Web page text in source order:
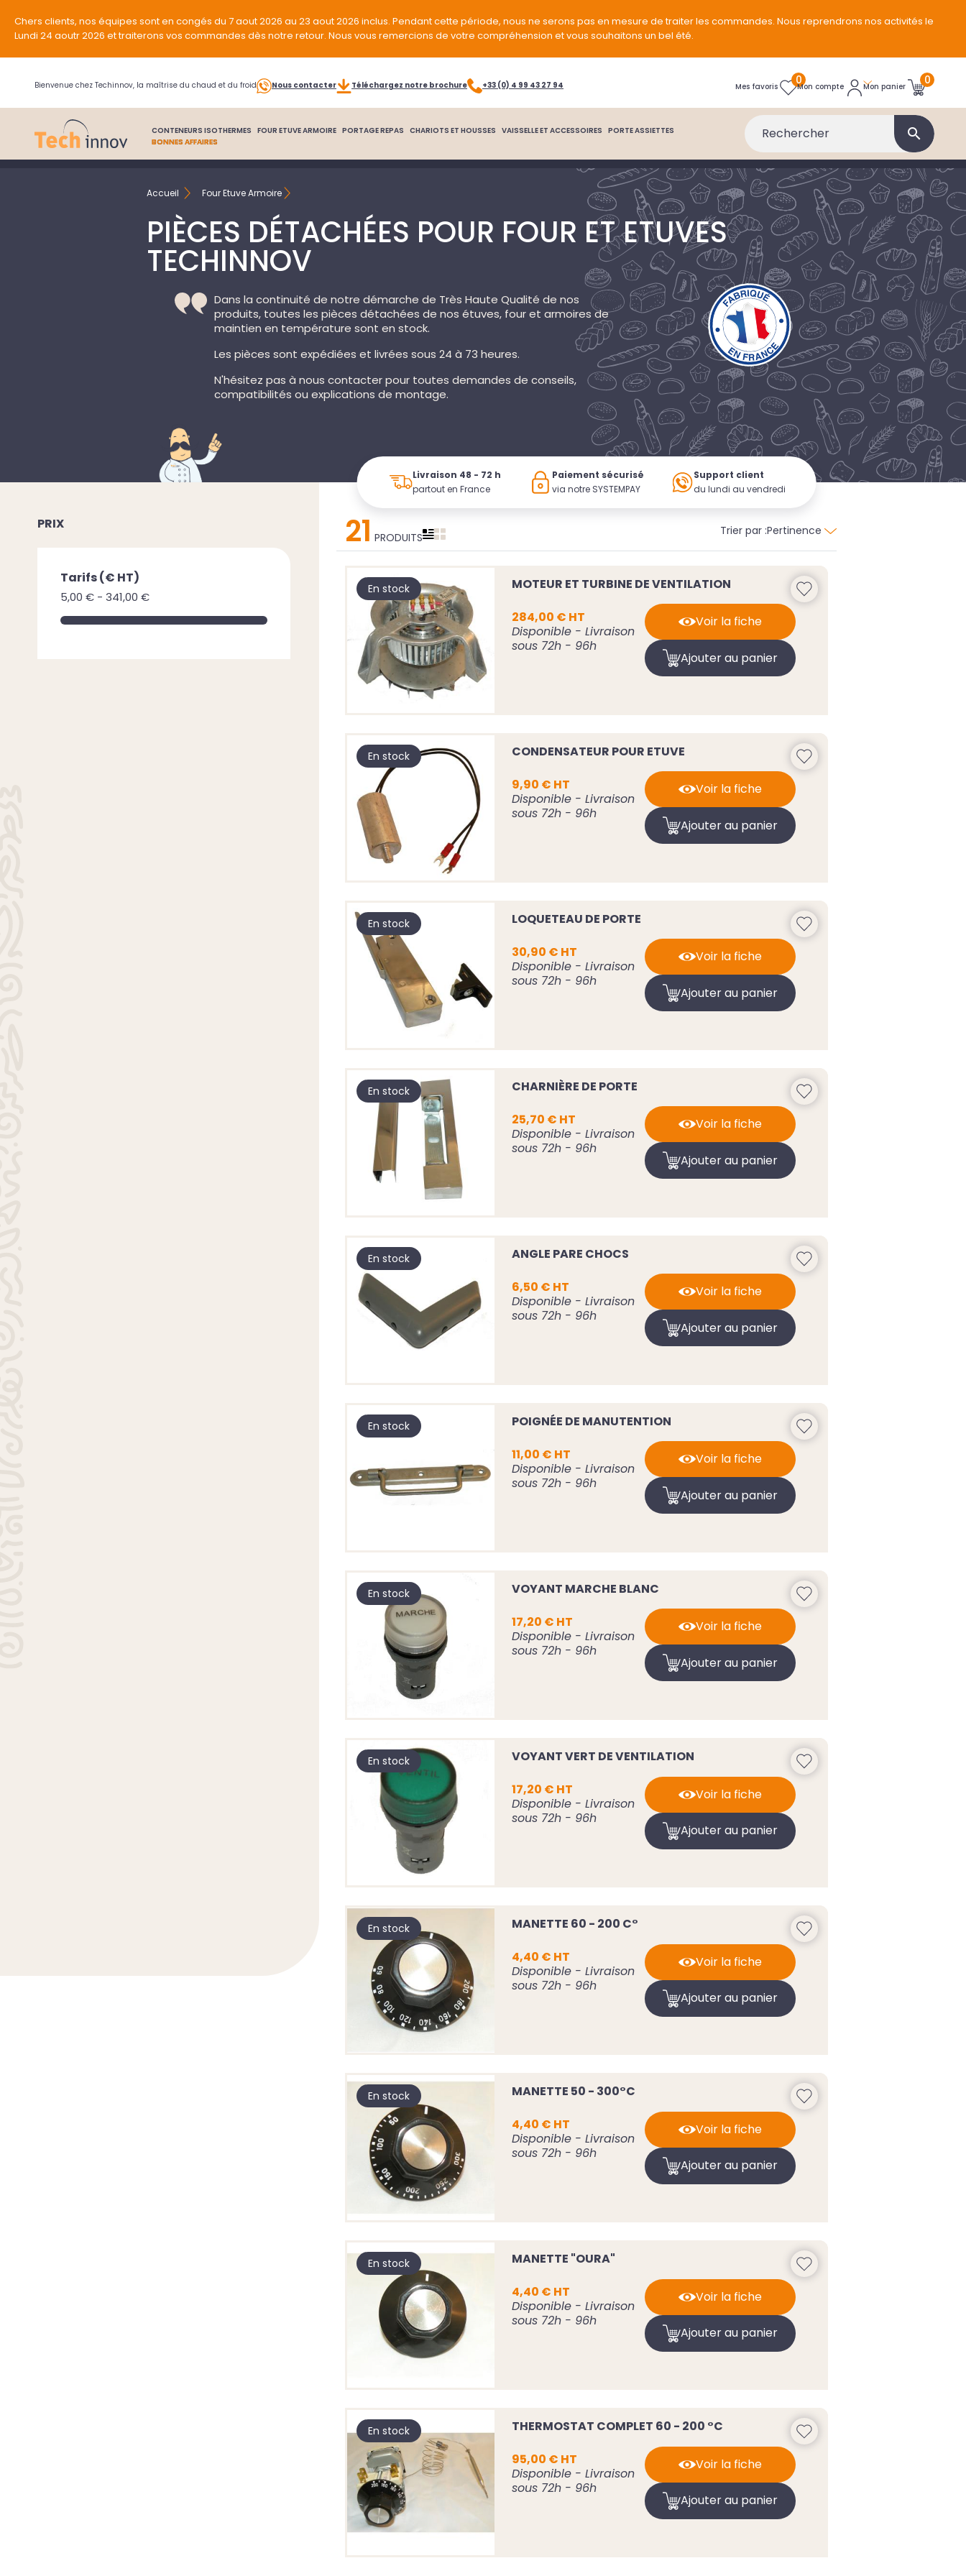
Chers clients, nos équipes sont en congés du 7 aout 2026 au 23 aout 2026 inclus. Pendant cette période, nous ne serons pas en mesure de traiter les commandes. Nous reprendrons nos activités le
Lundi 24 aoutr 2026 et traiterons vos commandes dès notre retour. Nous vous remercions de votre compréhension et vous souhaitons un bel été.
Bienvenue chez Techinnov, la maîtrise du chaud et du froid Nous contacter Téléchargez notre brochure +33 (0) 4 99 43 27 94 Mes favoris 0
Mon compte Mon panier 0
CONTENEURS ISOTHERMES FOUR ETUVE ARMOIRE PORTAGE REPAS CHARIOTS ET HOUSSES VAISSELLE ET ACCESSOIRES PORTE ASSIETTES
BONNES AFFAIRES
search
Accueil Four Etuve Armoire
PIÈCES DÉTACHÉES POUR FOUR ET ETUVES
TECHINNOV
Dans la continuité de notre démarche de Très Haute Qualité de nos
produits, toutes les pièces détachées de nos étuves, four et armoires de
maintien en température sont en stock.
Les pièces sont expédiées et livrées sous 24 à 73 heures.
N'hésitez pas à nous contacter pour toutes demandes de conseils,
compatibilités ou explications de montage.
PRIX
Tarifs (€ HT)
5,00 € - 341,00 €
Livraison 48 - 72 h
partout en France
Paiement sécurisé
via notre SYSTEMPAY
Support client
du lundi au vendredi
21 PRODUITS Trier par :Pertinence
Voir la fiche
Ajouter au panier
MOTEUR ET TURBINE DE VENTILATION
284,00 € HT
Disponible - Livraison
sous 72h - 96h
En stock
Voir la fiche
Ajouter au panier
CONDENSATEUR POUR ETUVE
9,90 € HT
Disponible - Livraison
sous 72h - 96h
En stock
Voir la fiche
Ajouter au panier
LOQUETEAU DE PORTE
30,90 € HT
Disponible - Livraison
sous 72h - 96h
En stock
Voir la fiche
Ajouter au panier
CHARNIÈRE DE PORTE
25,70 € HT
Disponible - Livraison
sous 72h - 96h
En stock
Voir la fiche
Ajouter au panier
ANGLE PARE CHOCS
6,50 € HT
Disponible - Livraison
sous 72h - 96h
En stock
Voir la fiche
Ajouter au panier
POIGNÉE DE MANUTENTION
11,00 € HT
Disponible - Livraison
sous 72h - 96h
En stock
Voir la fiche
Ajouter au panier
VOYANT MARCHE BLANC
17,20 € HT
Disponible - Livraison
sous 72h - 96h
En stock
Voir la fiche
Ajouter au panier
VOYANT VERT DE VENTILATION
17,20 € HT
Disponible - Livraison
sous 72h - 96h
En stock
Voir la fiche
Ajouter au panier
MANETTE 60 - 200 C°
4,40 € HT
Disponible - Livraison
sous 72h - 96h
En stock
Voir la fiche
Ajouter au panier
MANETTE 50 - 300°C
4,40 € HT
Disponible - Livraison
sous 72h - 96h
En stock
Voir la fiche
Ajouter au panier
MANETTE "OURA"
4,40 € HT
Disponible - Livraison
sous 72h - 96h
En stock
Voir la fiche
Ajouter au panier
THERMOSTAT COMPLET 60 - 200 °C
95,00 € HT
Disponible - Livraison
sous 72h - 96h
En stock